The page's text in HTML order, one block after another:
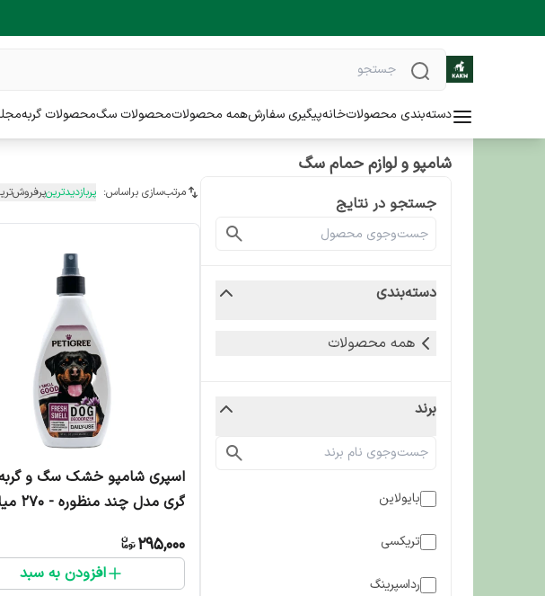
دسته‌بندی محصولاتخانهپیگیری سفارشهمه محصولاتمحصولات سگمحصولات گربه
شامپو و لوازم حمام سگ
جستجو در نتایج
دسته‌بندی
همه محصولات
برند
بایولاین
تریکسی
رداسپرینگ
مرتب‌سازی براساس: پربازدیدترین
اسپری شامپو خشک سگ و
گری مدل چند منظوره - 270 میلی لیتر
295,000
افزودن به سبد